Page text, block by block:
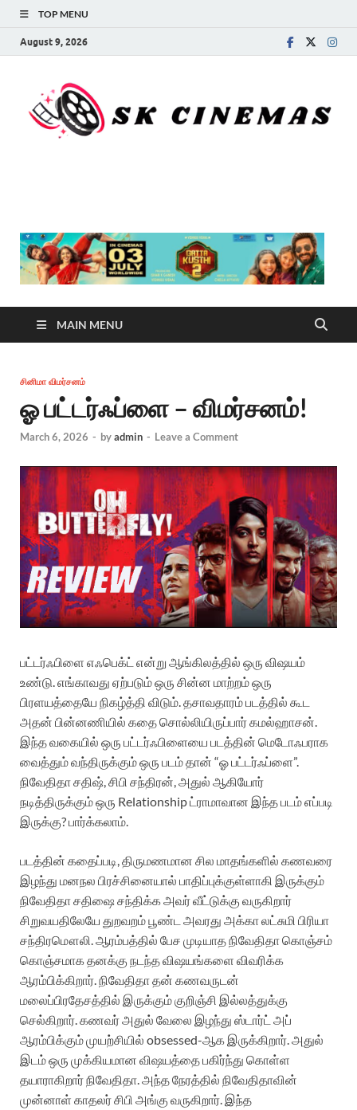
TOP MENU
August 9, 2026
MAIN MENU
சினிமா விமர்சனம்
ஓ பட்டர்ஃப்ளை – விமர்சனம்!
March 6, 2026 - byadmin - Leave a Comment
பட்டர்ஃபிளை எஃபெக்ட் என்று ஆங்கிலத்தில் ஒரு விஷயம்
உண்டு. எங்காவது ஏற்படும் ஒரு சின்ன மாற்றம் ஒரு
பிரளயத்தையே நிகழ்த்தி விடும். தசாவதாரம் படத்தில் கூட
அதன் பின்னணியில் கதை சொல்லியிருப்பார் கமல்ஹாசன்.
இந்த வகையில் ஒரு பட்டர்ஃபிளையை படத்தின் மெடோஃபராக
வைத்தும் வந்திருக்கும் ஒரு படம் தான் “ஓ பட்டர்ஃப்ளை”.
நிவேதிதா சதிஷ், சிபி சந்திரன், அதுல் ஆகியோர்
நடித்திருக்கும் ஒரு Relationship ட்ராமாவான இந்த படம் எப்படி
இருக்கு? பார்க்கலாம்.
படத்தின் கதைப்படி, திருமணமான சில மாதங்களில் கணவரை
இழந்து மனநல பிரச்சினையால் பாதிப்புக்குள்ளாகி இருக்கும்
நிவேதிதா சதிஷை சந்திக்க அவர் வீட்டுக்கு வருகிறார்
சிறுவயதிலேயே துறவறம் பூண்ட அவரது அக்கா லட்சுமி பிரியா
சந்திரமௌலி. ஆரம்பத்தில் பேச முடியாத நிவேதிதா கொஞ்சம்
கொஞ்சமாக தனக்கு நடந்த விஷயங்களை விவரிக்க
ஆரம்பிக்கிறார். நிவேதிதா தன் கணவருடன்
மலைப்பிரதேசத்தில் இருக்கும் குறிஞ்சி இல்லத்துக்கு
செல்கிறார். கணவர் அதுல் வேலை இழந்து ஸ்டார்ட் அப்
ஆரம்பிக்கும் முயற்சியில் obsessed-ஆக இருக்கிறார். அதுல்
இடம் ஒரு முக்கியமான விஷயத்தை பகிர்ந்து கொள்ள
தயாராகிறார் நிவேதிதா. அந்த நேரத்தில் நிவேதிதாவின்
முன்னாள் காதலர் சிபி அங்கு வருகிறார். இந்த